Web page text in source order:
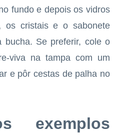
fundo e depois os vidros
os cristais e o sabonete
bucha. Se preferir, cole o
viva na tampa com um
e pôr cestas de palha no
exemplos